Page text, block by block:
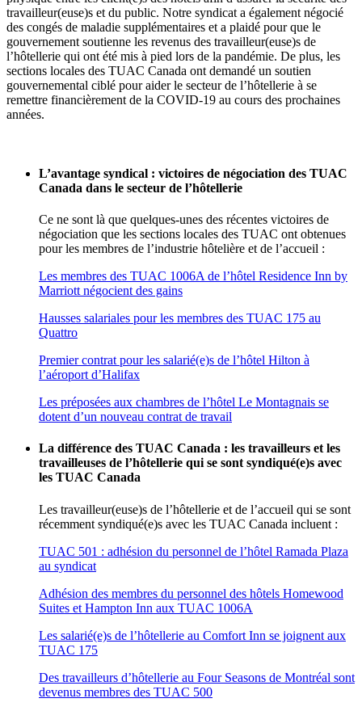
travailleur(euse)s et du public. Notre syndicat a également négocié
des congés de maladie supplémentaires et a plaidé pour que le
gouvernement soutienne les revenus des travailleur(euse)s de
l’hôtellerie qui ont été mis à pied lors de la pandémie. De plus, les
sections locales des TUAC Canada ont demandé un soutien
gouvernemental ciblé pour aider le secteur de l’hôtellerie à se
remettre financièrement de la COVID‑19 au cours des prochaines
années.
L’avantage syndical : victoires de négociation des TUAC
Canada dans le secteur de l’hôtellerie
Ce ne sont là que quelques-unes des récentes victoires de
négociation que les sections locales des TUAC ont obtenues
pour les membres de l’industrie hôtelière et de l’accueil :
Les membres des TUAC 1006A de l’hôtel Residence Inn by
Marriott négocient des gains
Hausses salariales pour les membres des TUAC 175 au
Quattro
Premier contrat pour les salarié(e)s de l’hôtel Hilton à
l’aéroport d’Halifax
Les préposées aux chambres de l’hôtel Le Montagnais se
dotent d’un nouveau contrat de travail
La différence des TUAC Canada : les travailleurs et les
travailleuses de l’hôtellerie qui se sont syndiqué(e)s avec
les TUAC Canada
Les travailleur(euse)s de l’hôtellerie et de l’accueil qui se sont
récemment syndiqué(e)s avec les TUAC Canada incluent :
TUAC 501 : adhésion du personnel de l’hôtel Ramada Plaza
au syndicat
Adhésion des membres du personnel des hôtels Homewood
Suites et Hampton Inn aux TUAC 1006A
Les salarié(e)s de l’hôtellerie au Comfort Inn se joignent aux
TUAC 175
Des travailleurs d’hôtellerie au Four Seasons de Montréal sont
devenus membres des TUAC 500